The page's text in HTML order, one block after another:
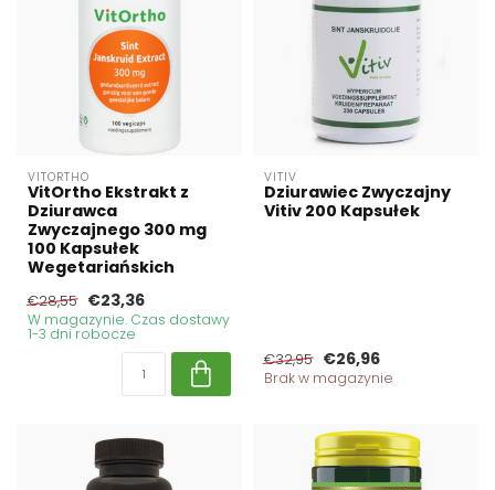
VITORTHO
VitOrtho Ekstrakt z
Dziurawca
Zwyczajnego 300 mg
100 Kapsułek
Wegetariańskich
€28,55 €23,36
W magazynie. Czas dostawy
1-3 dni robocze
VITIV
Dziurawiec Zwyczajny
Vitiv 200 Kapsułek
€32,95 €26,96
Brak w magazynie